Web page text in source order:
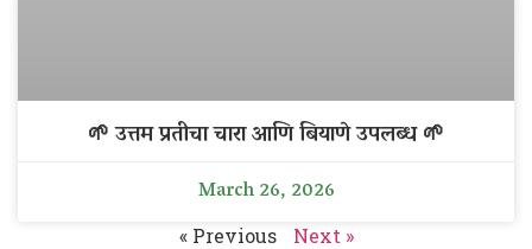
🌱 उत्तम प्रतीचा चारा आणि बियाणे उपलब्ध 🌱
March 26, 2026
« Previous Next »